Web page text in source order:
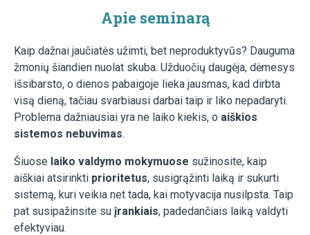
Apie seminarą
Kaip dažnai jaučiatės užimti, bet neproduktyvūs? Dauguma
žmonių šiandien nuolat skuba. Užduočių daugėja, dėmesys
išsibarsto, o dienos pabaigoje lieka jausmas, kad dirbta
visą dieną, tačiau svarbiausi darbai taip ir liko nepadaryti.
Problema dažniausiai yra ne laiko kiekis, o aiškios
sistemos nebuvimas.
Šiuose laiko valdymo mokymuose sužinosite, kaip
aiškiai atsirinkti prioritetus, susigrąžinti laiką ir sukurti
sistemą, kuri veikia net tada, kai motyvacija nusilpsta. Taip
pat susipažinsite su įrankiais, padedančiais laiką valdyti
efektyviau.